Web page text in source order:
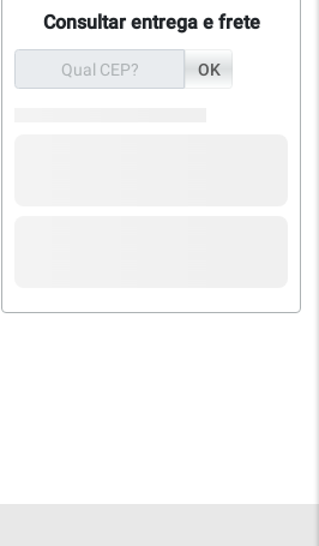
Consultar entrega e frete
OK